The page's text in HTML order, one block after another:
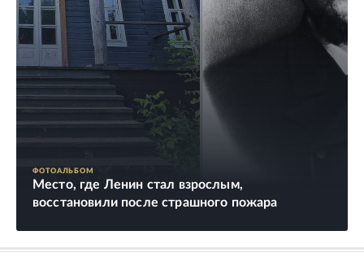
ФОТОАЛЬБОМ
Место, где Ленин стал взрослым,
восстановили после страшного пожара